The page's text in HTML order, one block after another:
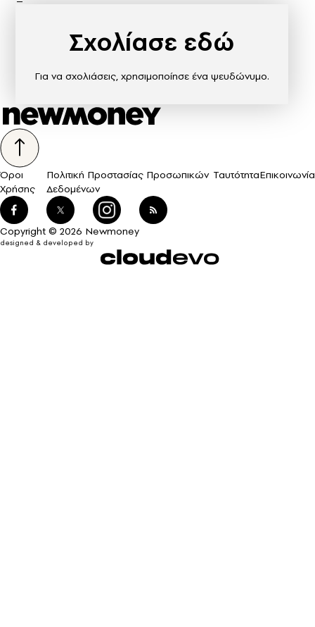
Σχολίασε εδώ
Για να σχολιάσεις, χρησιμοποίησε ένα ψευδώνυμο.
Όροι
Χρήσης
Πολιτική Προστασίας Προσωπικών
Δεδομένων
ΤαυτότηταΕπικοινωνία
Copyright © 2026 Newmoney
designed & developed by